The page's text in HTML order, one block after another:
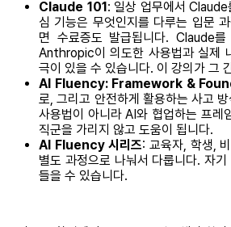
Claude 101: 일상 업무에서
심 기능은 무엇인지를 다루는 입문
면 수료증도 발급됩니다. Claude
Anthropic이 의도한 사용법과 실제
극이 있을 수 있습니다. 이 강의가 그
AI Fluency: Framework &
로, 그리고 안전하게 활용하는 사고
사용법이 아니라 AI와 협업하는 프레
직군을 가리지 않고 도움이 됩니다.
AI Fluency 시리즈: 교육자, 학생,
별도 과정으로 나눠서 다룹니다. 자
들을 수 있습니다.